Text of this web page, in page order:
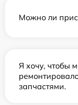
Можно ли
Я хочу, чтобы
запчастями.